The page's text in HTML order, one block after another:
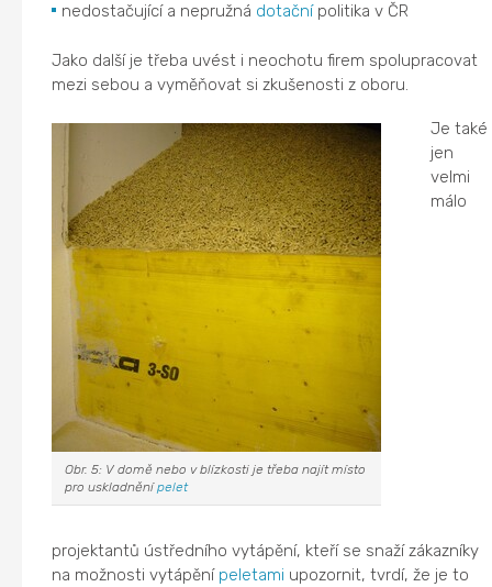
nedostačující a nepružná dotačnípolitika v ČR
Jako další je třeba uvést i neochotu firem spolupracovat
mezi sebou a vyměňovat si zkušenosti z oboru.
Obr. 5: V domě nebo v blízkosti je třeba najít místo
pro uskladněnípelet
Je také
jen
velmi
málo
projektantů ústředního vytápění, kteří se snaží zákazníky
na možnosti vytápění peletami upozornit, tvrdí, že je to